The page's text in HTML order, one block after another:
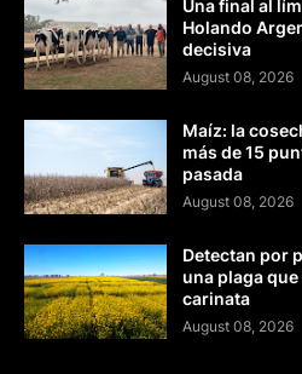
Una final al
Holando
decisiva
August 08, 2026
Maíz: la
más de 15
pasada
August 08, 2026
Detectan por
una plaga
carinata
August 08, 2026